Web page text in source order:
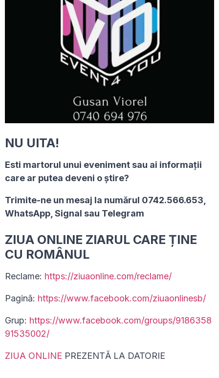
NU UITA!
Esti martorul unui eveniment sau ai informaţii
care ar putea deveni o ştire?
Trimite-ne un mesaj la numărul 0742.566.653,
WhatsApp, Signal sau Telegram
ZIUA ONLINE ZIARUL CARE ȚINE
CU ROMÂNUL
Reclame: https://ziuaonline.com/reclame/
Pagină: https://www.facebook.com/ziuaonlinesb/
Grup: https://www.facebook.com/groups/9186358
91535002/
ZIUA ONLINE PREZENTĂ LA DATORIE